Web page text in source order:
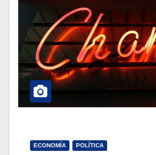
ECONOMÍA POLÍTICA